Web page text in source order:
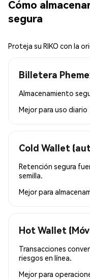
Cómo
segura
Proteja su RIKO con la
Billetera
Almacenamiento
Mejor para uso diario
Cold Wallet
Retención segura
semilla.
Mejor para
Hot Wallet
Transacciones
riesgos en línea.
Mejor para